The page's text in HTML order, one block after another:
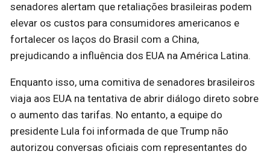
senadores alertam que retaliações brasileiras podem
elevar os custos para consumidores americanos e
fortalecer os laços do Brasil com a China,
prejudicando a influência dos EUA na América Latina.
Enquanto isso, uma comitiva de senadores brasileiros
viaja aos EUA na tentativa de abrir diálogo direto sobre
o aumento das tarifas. No entanto, a equipe do
presidente Lula foi informada de que Trump não
autorizou conversas oficiais com representantes do